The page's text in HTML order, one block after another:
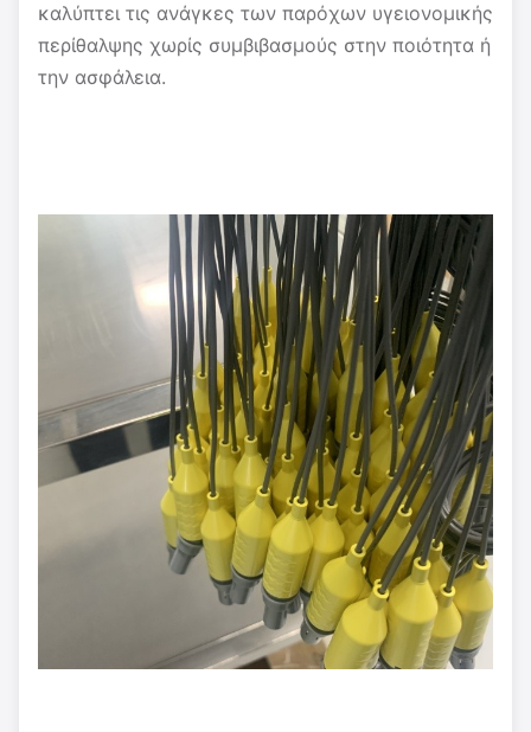
καλύπτει τις ανάγκες των παρόχων υγειονομικής
περίθαλψης χωρίς συμβιβασμούς στην ποιότητα ή
την ασφάλεια.